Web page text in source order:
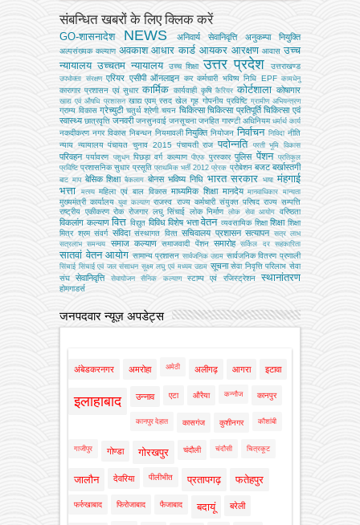
संबन्धित खबरों के लिए क्लिक करें
GO-शासनादेश NEWS अनिवार्य सेवानिवृत्ति अनुकम्पा नियुक्ति
अल्‍पसंख्‍यक कल्‍याण अवकाश आधार कार्ड आयकर आरक्षण आवास उच्च
न्यायालय उच्चतम न्यायालय उच्‍च शिक्षा उत्तर प्रदेश उत्तराखण्ड
उपभोक्‍ता संरक्षण एरियर एसीपी ऑनलाइन कर कर्मचारी भविष्य निधि EPF कामधेनु
कारागार प्रशासन एवं सुधार कार्मिक कार्यवाही कृषि कैरियर कोर्टशाला कोषागार
खाद्य एवं औषधि प्रशासन खाद्य एवम् रसद खेल गृह गोपनीय प्रविष्टि ग्रामीण अभियन्‍त्रण
ग्राम्य विकास ग्रेच्युटी चतुर्थ श्रेणी चयन चिकित्सा चिकित्सा प्रतिपूर्ति चिकित्‍सा एवं
स्वास्थ्य छात्रवृत्ति जनवरी जनसुनवाई जनसूचना जनहित गारण्टी अधिनियम धर्मार्थ कार्य
नकदीकरण नगर विकास निबन्‍धन नियमावली नियुक्ति नियोजन निर्वाचन निविदा नीति
न्याय न्यायालय पंचायत चुनाव 2015 पंचायती राज पदोन्नति परती भूमि विकास
परिवहन पर्यावरण पशुधन पिछड़ा वर्ग कल्‍याण पीएफ पुरस्कार पुलिस पेंशन
प्रतिकूल
प्रविष्टि प्रशासनिक सुधार प्रसूति प्राथमिक भर्ती 2012 प्रेरक प्रोबेशन बजट बर्खास्तगी
बाट माप बेसिक शिक्षा बैकलाग बोनस भविष्य निधि भारत सरकार भाषा मंहगाई
भत्ता
मत्‍स्‍य महिला एवं बाल विकास माध्यमिक शिक्षा मानदेय मानवाधिकार मान्यता
मुख्‍यमंत्री कार्यालय युवा कल्याण राजस्व राज्य कर्मचारी संयुक्त परिषद राज्य सम्पत्ति
राष्ट्रीय एकीकरण रोक रोजगार लघु सिंचाई लोक निर्माण लोक सेवा आयोग वरिष्ठता
विकलांग कल्याण वित्त विद्युत विविध विशेष भत्ता वेतन व्‍यवसायिक शिक्षा शिक्षा शिक्षा
मित्र श्रम संवर्ग संविदा संस्‍थागत वित्‍त सचिवालय प्रशासन सत्यापन सत्र लाभ
सत्रलाभ
समन्वय समाज कल्याण समाजवादी पेंशन समारोह सर्किल दर सहकारिता
सातवां वेतन आयोग सामान्य प्रशासन सार्वजनिक उद्यम सार्वजनिक वितरण प्रणाली
सिंचाई सिंचाई एवं जल संसाधन सूक्ष्म लघु एवं मध्यम उद्यम सूचना सेवा निवृत्ति परिलाभ सेवा
संघ
सेवानिवृत्ति सेवायोजन सैनिक कल्‍याण स्टाम्प एवं रजिस्ट्रेशन स्थानांतरण
होमगाडर्स
जनपदवार न्यूज़ अपडेट्स
अंबेडकरनगर अमरोहा अमेठी अलीगढ़ आगरा इटावा
इलाहाबाद उन्नाव एटा औरैया कन्नौज कानपुर
कानपुर देहात कासगंज कुशीनगर कौशांबी
गाजीपुर गोण्डा गोरखपुर चंदौली चंदौसी चित्रकूट
जालौन देवरिया पीलीभीत प्रतापगढ़ फतेहपुर
फर्रुखाबाद फिरोजाबाद फैजाबाद बदायूं बरेली